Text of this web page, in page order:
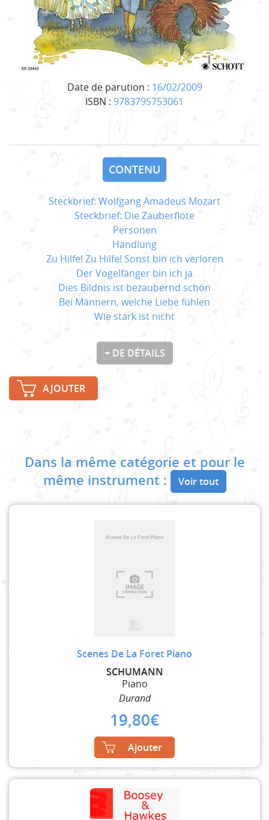
Date de parution : 16/02/2009
ISBN : 9783795753061
CONTENU
Steckbrief: Wolfgang Amadeus Mozart
Steckbrief: Die Zauberflöte
Personen
Handlung
Zu Hilfe! Zu Hilfe! Sonst bin ich verloren
Der Vogelfänger bin ich ja
Dies Bildnis ist bezaubernd schön
Bei Männern, welche Liebe fühlen
Wie stark ist nicht
+ DE DÉTAILS
AJOUTER
Dans la même catégorie et pour le
même instrument :
Voir tout
Scenes De La Foret Piano
SCHUMANN
Piano
Durand
19,80€
Ajouter